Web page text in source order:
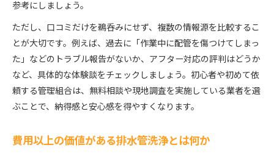
参考にしましょう。
ただし、口コミだけを鵜呑みにせず、複数の情報源を比較するこ
とが大切です。例えば、過去に「作業中に配管を傷つけてしまっ
た」などのトラブル報告がないか、アフター対応の評判はどうか
など、具体的な体験談をチェックしましょう。初心者や初めて依
頼する管理組合は、無料相談や現地調査を実施している業者を選
ぶことで、納得感と安心感を得やすくなります。
費用以上の価値がある排水管洗浄とは何か